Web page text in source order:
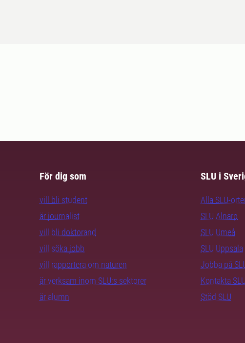
För dig som
vill bli student
är journalist
vill bli doktorand
vill söka jobb
vill rapportera om naturen
är verksam inom SLU:s sektorer
är alumn
SLU i
Alla SLU-
SLU Alnarp
SLU Umeå
SLU Uppsala
Jobba på
Kontakta SLU
Stöd SLU